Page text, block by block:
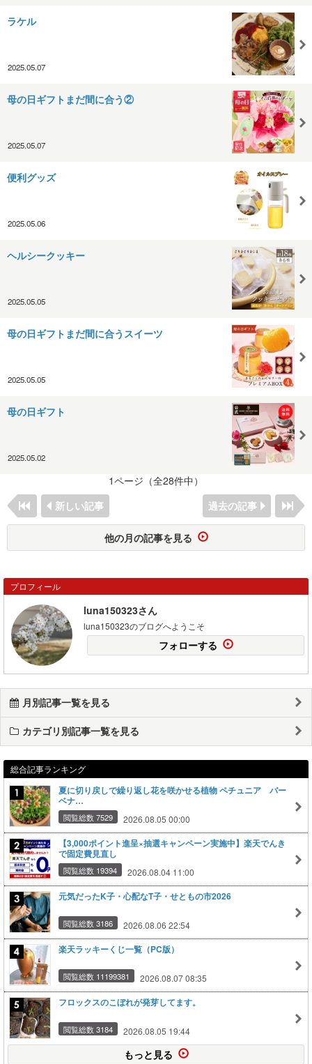
ラケル
2025.05.07
母の日ギフトまだ間に合う②
2025.05.07
便利グッズ
2025.05.06
ヘルシークッキー
2025.05.05
母の日ギフトまだ間に合うスイーツ
2025.05.05
母の日ギフト
2025.05.02
1ページ（全28件中）
新しい記事
過去の記事
他の月の記事を見る
プロフィール
luna150323さん
luna150323のブログへようこそ
フォローする
月別記事一覧を見る
カテゴリ別記事一覧を見る
総合記事ランキング
夏に切り戻しで繰り返し花を咲かせる植物 ペチュニア バー
ベナ…
閲覧総数 7529 2026.08.05 00:00
【3,000ポイント進呈×抽選キャンペーン実施中】楽天でんき
で固定費見直し
閲覧総数 19394 2026.08.04 11:00
元気だったK子・心配なT子・せともの市2026
閲覧総数 3186 2026.08.06 22:54
楽天ラッキーくじ一覧（PC版）
閲覧総数 11199381 2026.08.07 08:35
フロックスのこぼれが発芽してます。
閲覧総数 3184 2026.08.05 19:44
もっと見る